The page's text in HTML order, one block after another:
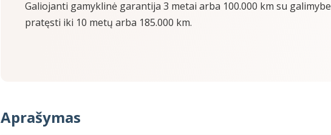
Galiojanti gamyklinė garantija 3 metai arba 100.000 km su galimybe
pratęsti iki 10 metų arba 185.000 km.
Aprašymas